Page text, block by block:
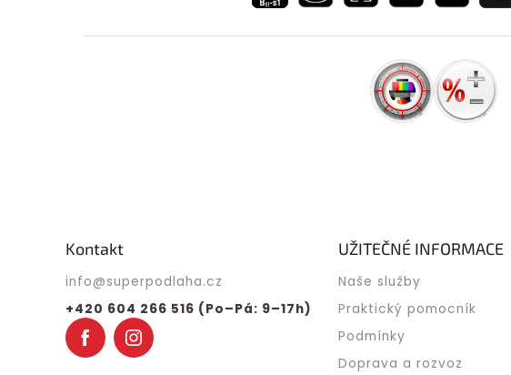
Kontakt
info@superpodlaha.cz
+420 604 266 516 (Po–Pá: 9–17h)
UŽITEČNÉ INFORMACE
Naše služby
Praktický pomocník
Podmínky
Doprava a rozvoz